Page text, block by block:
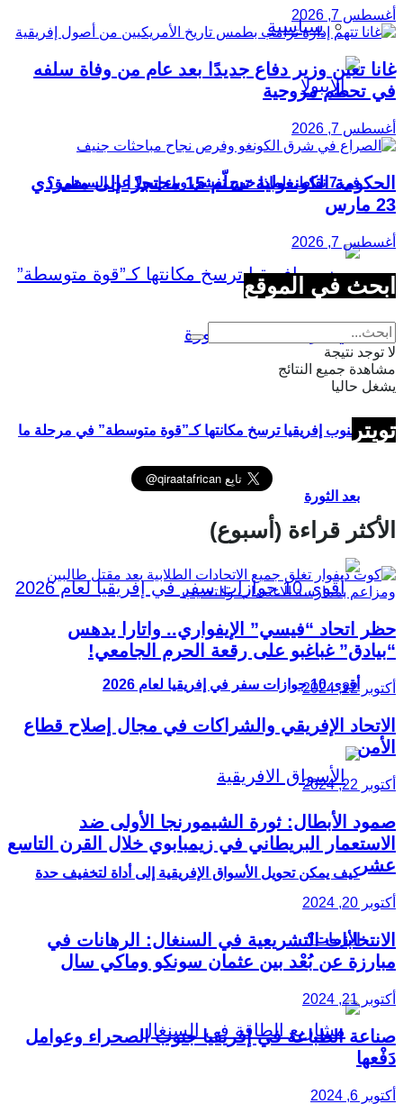
سياسية
في 7 نقاط.. لماذا خرج تفشي وباء إيبولا عن السيطرة؟
جنوب إفريقيا ترسخ مكانتها كـ”قوة متوسطة” في مرحلة ما
بعد الثورة
أقوى 10 جوازات سفر في إفريقيا لعام 2026
كيف يمكن تحويل الأسواق الإفريقية إلى أداة لتخفيف حدة
الأزمات؟
أغسطس 7, 2026
غانا تعين وزير دفاع جديدًا بعد عام من وفاة سلفه
في تحطم مروحية
أغسطس 7, 2026
الحكومة الكونغولية تسلّم 15 محتجزًا إلى متمردي
23 مارس
أغسطس 7, 2026
ابحث في الموقع
لا توجد نتيجة
مشاهدة جميع النتائج
يشغل حاليا
تويتر
الأكثر قراءة (أسبوع)
حظر اتحاد “فيسي” الإيفواري.. واتارا يدهس
“بيادق” غباغبو على رقعة الحرم الجامعي!
أكتوبر 22, 2024
الاتحاد الإفريقي والشراكات في مجال إصلاح قطاع
الأمن
أكتوبر 22, 2024
صمود الأبطال: ثورة الشيمورنجا الأولى ضد
الاستعمار البريطاني في زيمبابوي خلال القرن التاسع
عشر
أكتوبر 20, 2024
الانتخابات التشريعية في السنغال: الرهانات في
مبارزة عن بُعْد بين عثمان سونكو وماكي سال
أكتوبر 21, 2024
صناعة الطباعة في إفريقيا جنوب الصحراء وعوامل
دَفْعها
أكتوبر 6, 2024